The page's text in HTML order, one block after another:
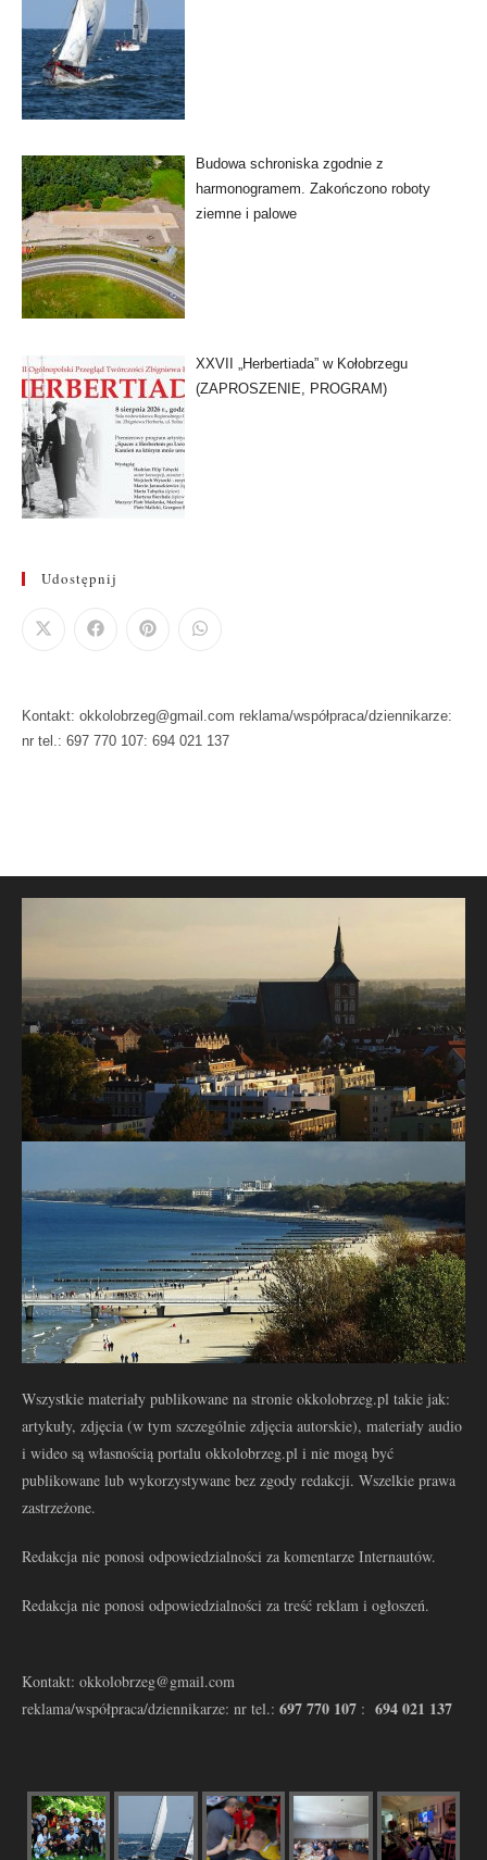
Budowa schroniska zgodnie z
harmonogramem. Zakończono roboty
ziemne i palowe
XXVII „Herbertiada” w Kołobrzegu
(ZAPROSZENIE, PROGRAM)
Udostępnij
Kontakt: okkolobrzeg@gmail.com reklama/współpraca/dziennikarze:
nr tel.: 697 770 107: 694 021 137
Wszystkie materiały publikowane na stronie okkolobrzeg.pl takie jak:
artykuły, zdjęcia (w tym szczególnie zdjęcia autorskie), materiały audio
i wideo są własnością portalu okkolobrzeg.pl i nie mogą być
publikowane lub wykorzystywane bez zgody redakcji. Wszelkie prawa
zastrzeżone.
Redakcja nie ponosi odpowiedzialności za komentarze Internautów.
Redakcja nie ponosi odpowiedzialności za treść reklam i ogłoszeń.
Kontakt: okkolobrzeg@gmail.com
reklama/współpraca/dziennikarze: nr tel.: 697 770 107 : 694 021 137